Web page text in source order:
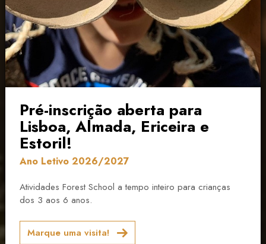
Aprendizagem ao ar livre para todas as crianças
Escola Lá Fora
Forest School | Lisboa - Ericeira - Almada -
Estoril
Pré-inscrição aberta para
Lisboa, Almada, Ericeira e
Estoril!
Ano Letivo 2026/2027
Atividades Forest School a tempo inteiro para crianças
dos 3 aos 6 anos.
Marque uma visita!